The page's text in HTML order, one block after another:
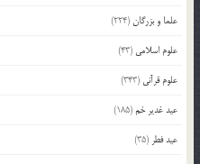
علما و بزرگان(224)
علوم اسلامی (43)
علوم قرآنی (343)
عید غدیر خم(185)
عید فطر (35)